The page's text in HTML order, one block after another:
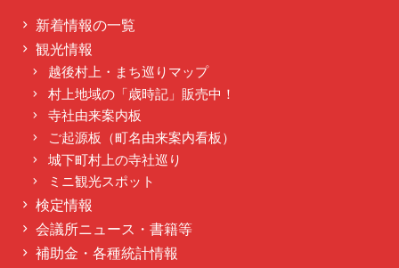
新着情報の一覧
観光情報
越後村上・まち巡りマップ
村上地域の「歳時記」販売中！
寺社由来案内板
ご起源板（町名由来案内看板）
城下町村上の寺社巡り
ミニ観光スポット
検定情報
会議所ニュース・書籍等
補助金・各種統計情報